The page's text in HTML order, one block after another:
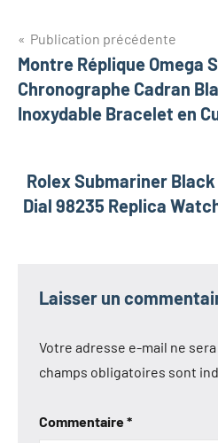
Navigation
de
l’article
Publication précédente
Montre Réplique Omega
Chronographe Cadran
Inoxydable Bracelet en
Rolex Submariner
Dial 98235 Replica
Laisser un
Votre adresse e-mail ne sera
champs obligatoires sont
Commentaire*